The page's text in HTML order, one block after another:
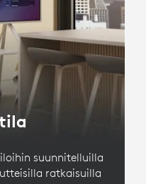
suunnitelluilla
ratkaisuilla